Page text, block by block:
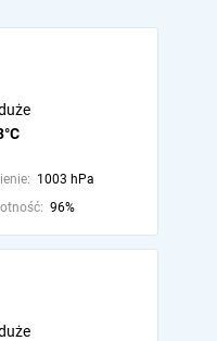
1003 hPa
96%